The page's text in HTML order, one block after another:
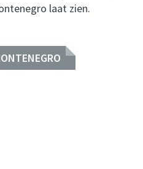
laat zien.